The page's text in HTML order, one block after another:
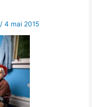
/4 mai 2015